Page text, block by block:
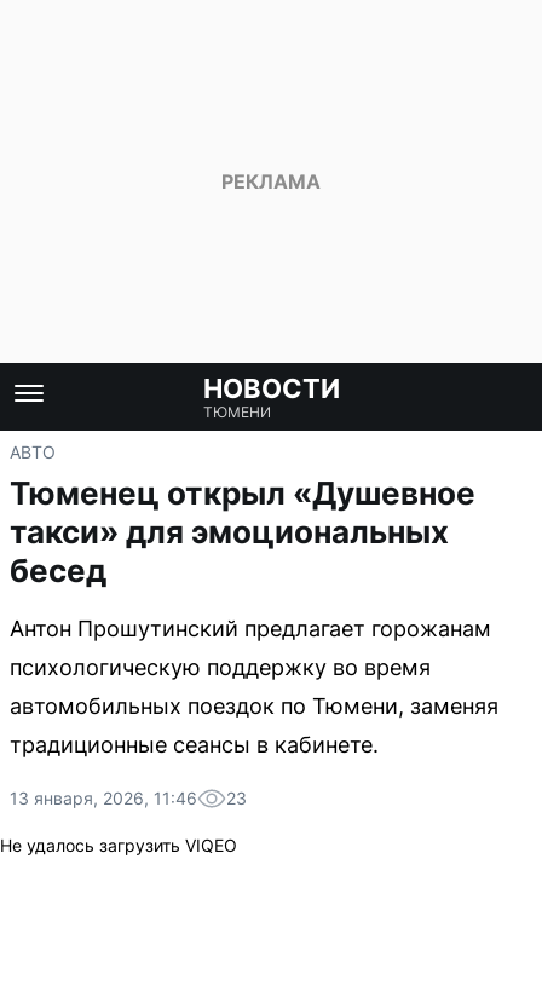
НОВОСТИ
ТЮМЕНИ
АВТО
Тюменец открыл «Душевное
такси» для эмоциональных
бесед
Антон Прошутинский предлагает горожанам
психологическую поддержку во время
автомобильных поездок по Тюмени, заменяя
традиционные сеансы в кабинете.
13 января, 2026, 11:46 23
Не удалось загрузить VIQEO